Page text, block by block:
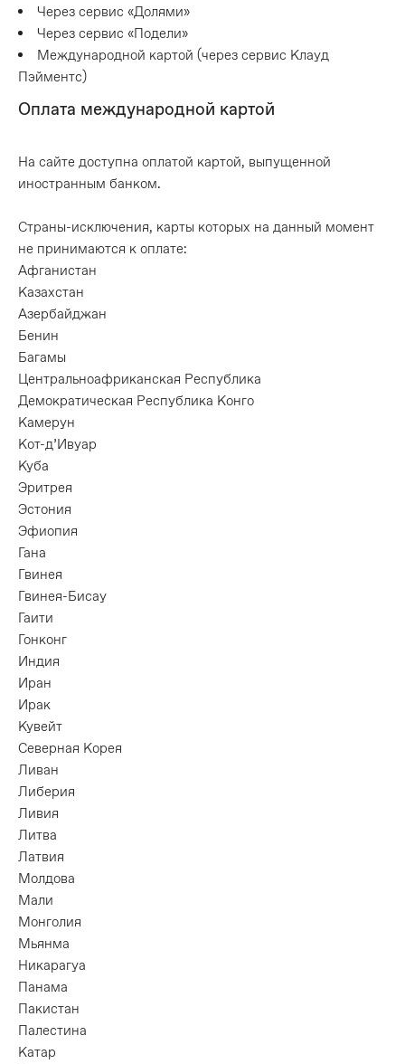
Через сервис «Долями»
Через сервис «Подели»
Международной картой (через сервис Клауд
Пэйментс)
Оплата международной картой
На сайте доступна оплатой картой, выпущенной
иностранным банком.
Страны-исключения, карты которых на данный момент
не принимаются к оплате:
Афганистан
Казахстан
Азербайджан
Бенин
Багамы
Центральноафриканская Республика
Демократическая Республика Конго
Камерун
Кот-д’Ивуар
Куба
Эритрея
Эстония
Эфиопия
Гана
Гвинея
Гвинея-Бисау
Гаити
Гонконг
Индия
Иран
Ирак
Кувейт
Северная Корея
Ливан
Либерия
Ливия
Литва
Латвия
Молдова
Мали
Монголия
Мьянма
Никарагуа
Панама
Пакистан
Палестина
Катар